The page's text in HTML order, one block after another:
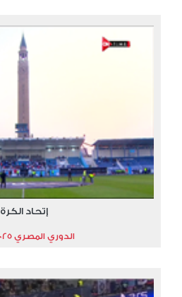
إتحاد الكرة
الدوري المصري 2024/2025